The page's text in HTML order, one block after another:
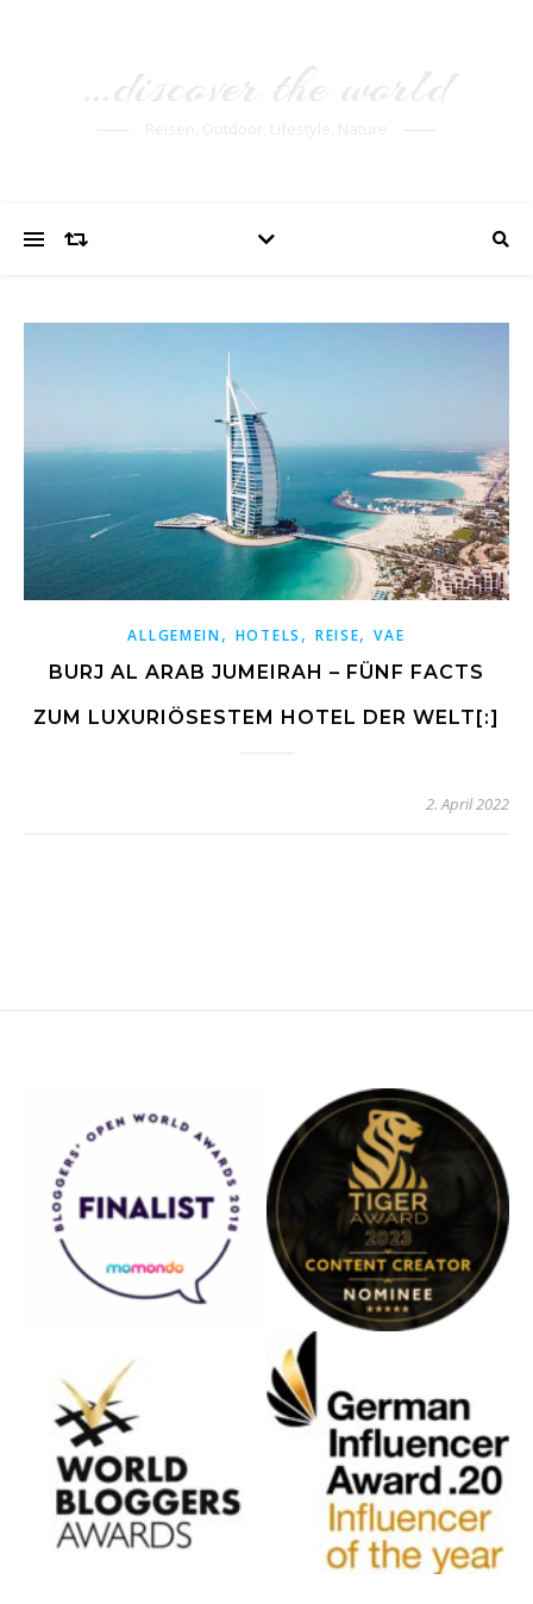
ALLGEMEIN, HOTELS , REISE,VAE
BURJ AL ARAB JUMEIRAH – FÜNF FACTS
ZUM LUXURIÖSESTEM HOTEL DER WELT[:]
2. April 2022